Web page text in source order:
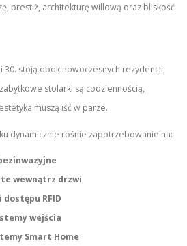
prestiż, architekturę willową oraz bliskość
30. stoją obok nowoczesnych rezydencji,
stolarki są codziennością,
muszą iść w parze.
dynamicznie rośnie zapotrzebowanie na:
wewnątrz drzwi
RFID
wejścia
Smart Home